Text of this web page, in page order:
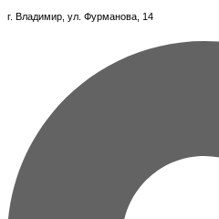
г. Владимир, ул. Фурманова, 14